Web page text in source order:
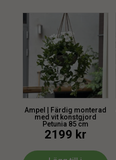
Ampel | Färdig monterad
med vit konstgjord
Petunia 85 cm
2199 kr